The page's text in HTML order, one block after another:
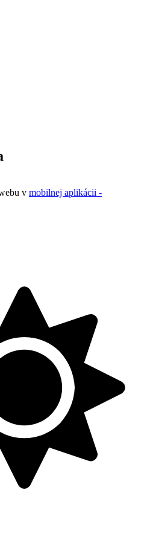
v mobilnej aplikácii -